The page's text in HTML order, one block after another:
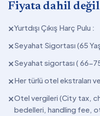
Fiyata dahil değil
✕Yurtdışı Çıkış Harç Pulu :
✕Seyahat Sigortası (65
✕Seyahat sigortası ( 66-
✕Her türlü otel ekstraları
✕Otel vergileri (City tax,
bedelleri, handling fee,